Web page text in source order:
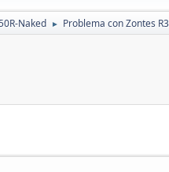
Naked ► Problema con Zontes